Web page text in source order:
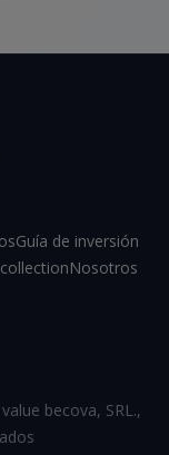
Guía de inversión
Nosotros
becova, SRL.,